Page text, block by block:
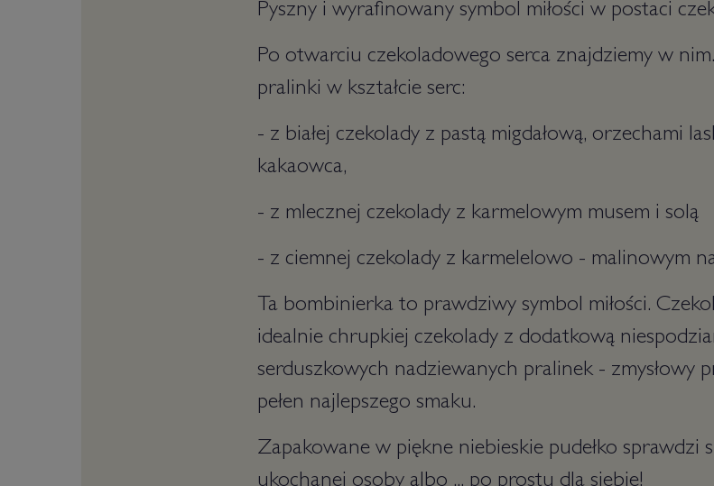
Pyszny i wyrafinowany symbol miłości w postaci
Po otwarciu czekoladowego serca znajdziemy w
pralinki w kształcie serc:
- z białej czekolady z pastą migdałową, orzechami
kakaowca,
- z mlecznej czekolady z karmelowym musem i solą
- z ciemnej czekolady z karmelelowo - malinowym
Ta bombinierka to prawdziwy symbol miłości.
idealnie chrupkiej czekolady z dodatkową
serduszkowych nadziewanych pralinek - zmysłowy
pełen najlepszego smaku.
Zapakowane w piękne niebieskie pudełko sprawdzi